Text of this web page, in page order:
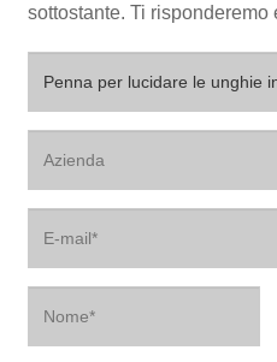
sottostante. Ti risponderemo